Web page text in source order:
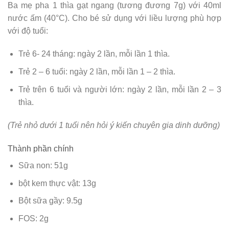
Ba mẹ pha 1 thìa gạt ngang (tương đương 7g) với 40ml
nước ấm (40°C). Cho bé sử dụng với liều lượng phù hợp
với độ tuổi:
Trẻ 6- 24 tháng: ngày 2 lần, mỗi lần 1 thìa.
Trẻ 2 – 6 tuổi: ngày 2 lần, mỗi lần 1 – 2 thìa.
Trẻ trên 6 tuổi và người lớn: ngày 2 lần, mỗi lần 2 – 3
thìa.
(Trẻ nhỏ dưới 1 tuổi nên hỏi ý kiến chuyên gia dinh dưỡng)
Thành phần chính
Sữa non: 51g
bột kem thực vật: 13g
Bột sữa gầy: 9.5g
FOS: 2g